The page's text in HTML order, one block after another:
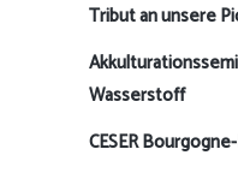
Tribut an unsere
Wasserstoff
CESER